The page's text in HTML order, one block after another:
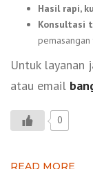
Hasil rapi,
Konsultasi
pemasangan
Untuk layanan
atau email
0
READ MORE